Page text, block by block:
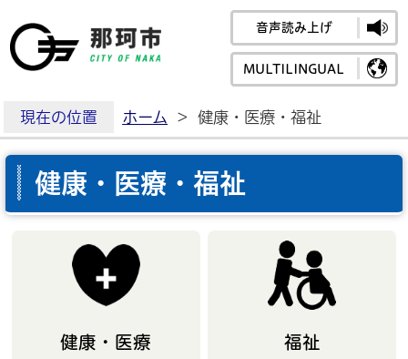
那珂市公式ホームペ
音声読み上げ
MULTILINGUAL
現在の位置 ホーム > 健康・医療・福祉
健康・医療・福祉
健康・医療 福祉